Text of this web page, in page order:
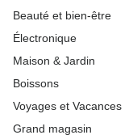
Beauté et bien-être
Électronique
Maison & Jardin
Boissons
Voyages et Vacances
Grand magasin